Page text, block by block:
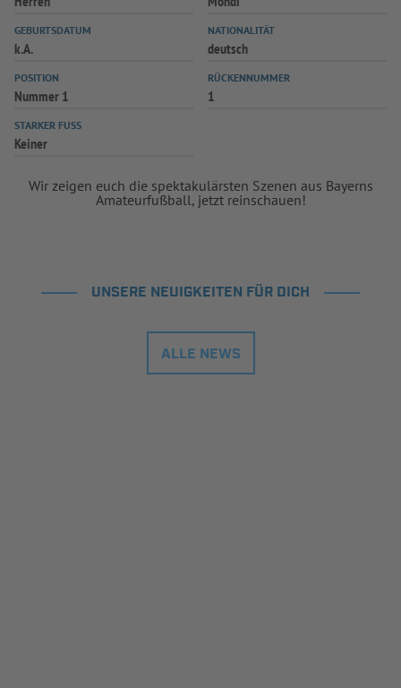
GEBURTSDATUM
k.A.
NATIONALITÄT
deutsch
POSITION
Nummer 1
RÜCKENNUMMER
1
STARKER FUSS
Keiner
Wir zeigen euch die spektakulärsten Szenen aus Bayerns
Amateurfußball, jetzt reinschauen!
UNSERE NEUIGKEITEN FÜR DICH
ALLE NEWS